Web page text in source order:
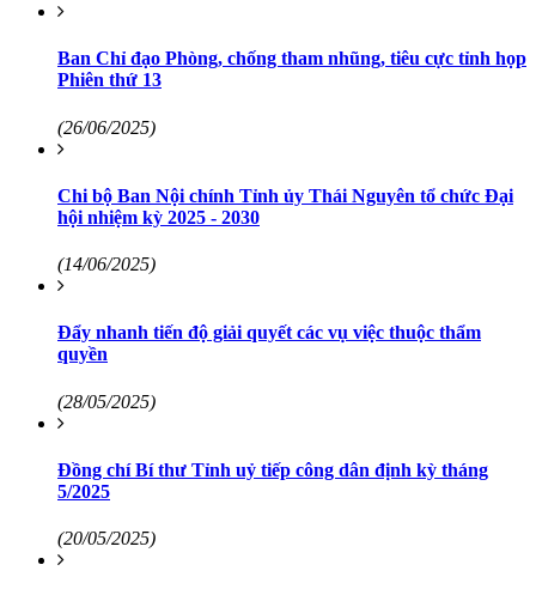
Ban Chỉ đạo Phòng, chống tham nhũng, tiêu cực tỉnh họp
Phiên thứ 13
(26/06/2025)
Chi bộ Ban Nội chính Tỉnh ủy Thái Nguyên tổ chức Đại
hội nhiệm kỳ 2025 - 2030
(14/06/2025)
Đẩy nhanh tiến độ giải quyết các vụ việc thuộc thẩm
quyền
(28/05/2025)
Đồng chí Bí thư Tỉnh uỷ tiếp công dân định kỳ tháng
5/2025
(20/05/2025)